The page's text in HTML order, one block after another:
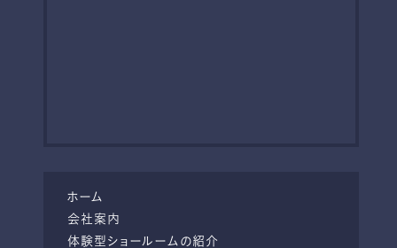
ホーム
会社案内
体験型ショールームの紹介